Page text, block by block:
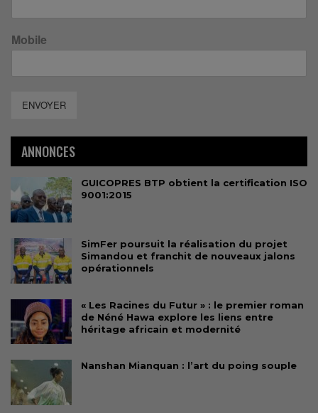
Mobile
ENVOYER
ANNONCES
GUICOPRES BTP obtient la certification ISO
9001:2015
SimFer poursuit la réalisation du projet
Simandou et franchit de nouveaux jalons
opérationnels
« Les Racines du Futur » : le premier roman
de Néné Hawa explore les liens entre
héritage africain et modernité
Nanshan Mianquan : l’art du poing souple